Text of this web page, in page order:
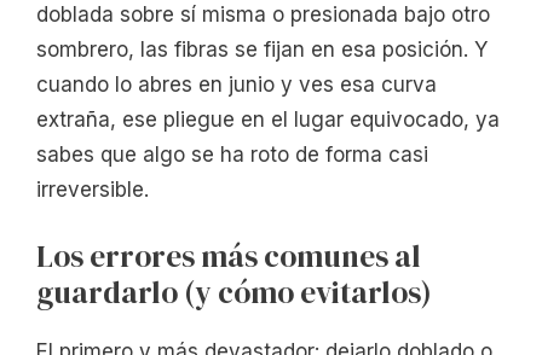
doblada sobre sí misma o presionada bajo otro
sombrero, las fibras se fijan en esa posición. Y
cuando lo abres en junio y ves esa curva
extraña, ese pliegue en el lugar equivocado, ya
sabes que algo se ha roto de forma casi
irreversible.
Los errores más comunes al
guardarlo (y cómo evitarlos)